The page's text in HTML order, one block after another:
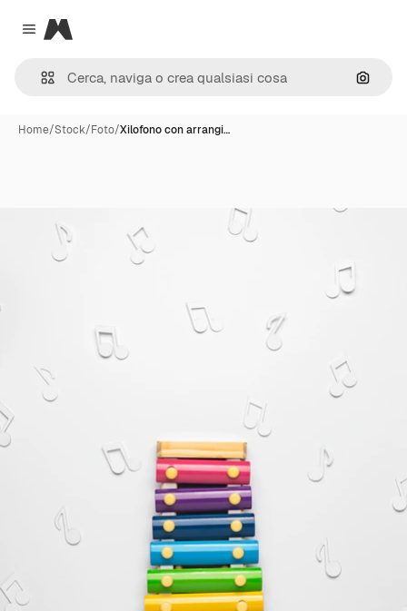
Close menu
Magnific
Cerca
Home/Stock/Foto/Xilofono con arrangi…